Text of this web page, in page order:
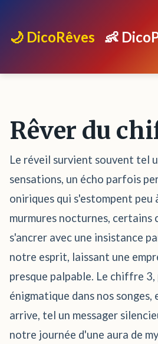
🌙 DicoRêves 👶
Rêver du
Le réveil survient souvent tel
sensations, un écho parfois
oniriques qui s'estompent peu
murmures nocturnes,
s'ancrer avec une insistance
notre esprit, laissant une
presque palpable. Le chiffre 3,
énigmatique dans nos songes,
arrive, tel un messager
notre journée d'une aura de